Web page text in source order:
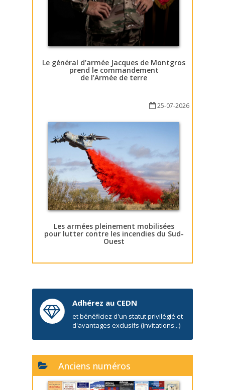
Le général d’armée Jacques de Montgros
prend le commandement
de l’Armée de terre
25-07-2026
Les armées pleinement mobilisées
pour lutter contre les incendies du Sud-
Ouest
Adhérez au CEDN
et bénéficiez d'un statut privilégié et
d'avantages exclusifs (invitations...)
Anciens numéros